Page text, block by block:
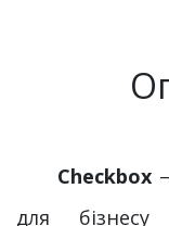
Checkbox
для